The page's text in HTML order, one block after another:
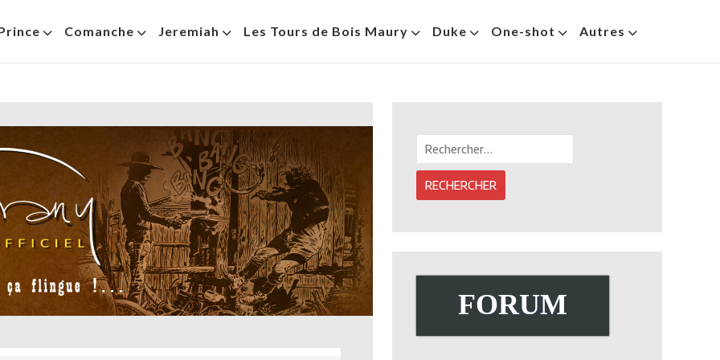
Comanche Jeremiah Les Tours de Bois Maury Duke One-shot Autres
FORUM